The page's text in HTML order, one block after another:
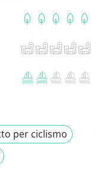
per ciclismo